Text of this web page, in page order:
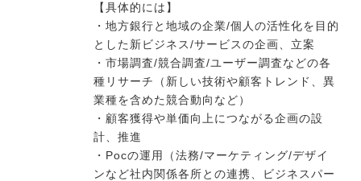
今すぐ転職をお考えの方
中長期で転職をお考えの方
【具体的には】
・地方銀行と地域の企業/個人の活性化を目的
とした新ビジネス/サービスの企画、立案
・市場調査/競合調査/ユーザー調査などの各
種リサーチ（新しい技術や顧客トレンド、異
業種を含めた競合動向など）
・顧客獲得や単価向上につながる企画の設
計、推進
・Pocの運用（法務/マーケティング/デザイ
ンなど社内関係各所との連携、ビジネスパー